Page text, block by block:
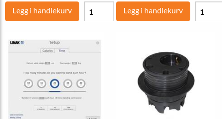
Legg i handlekurv Legg i handlekurv